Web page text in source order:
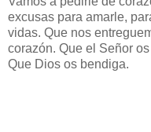
excusas para amarle,
vidas. Que nos
corazón. Que el Señor
Que Dios os bendiga.